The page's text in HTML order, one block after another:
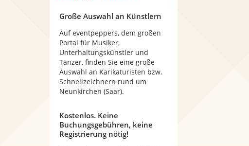
Große Auswahl an Künstlern
Auf eventpeppers, dem großen
Portal für Musiker,
Unterhaltungskünstler und
Tänzer, finden Sie eine große
Auswahl an Karikaturisten bzw.
Schnellzeichnern rund um
Neunkirchen (Saar).
Kostenlos. Keine
Buchungsgebühren, keine
Registrierung nötig!